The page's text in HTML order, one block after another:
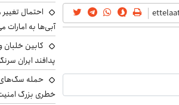
احتمال تغییر
آبی‌ها به امارات
پدافند ایران
خطری بزرگ